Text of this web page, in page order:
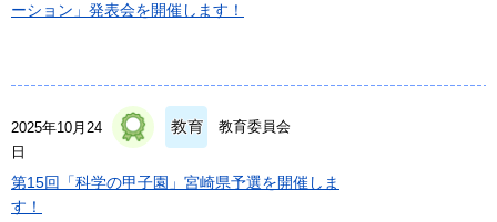
ーション」発表会を開催します！
2025年10月24
日
教育委員会
第15回「科学の甲子園」宮崎県予選を開催しま
す！